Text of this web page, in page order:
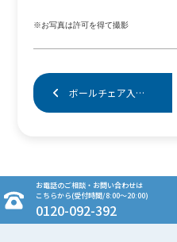
※お写真は許可を得て撮影
ボールチェア入荷しました！
お電話のご相談・お問い合わせは
こちらから(受付時間/8:00～20:00)
0120-092-392